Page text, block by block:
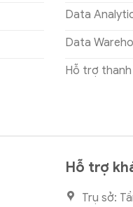
Data
Data
Hỗ trợ
Hỗ trợ
Trụ sở: